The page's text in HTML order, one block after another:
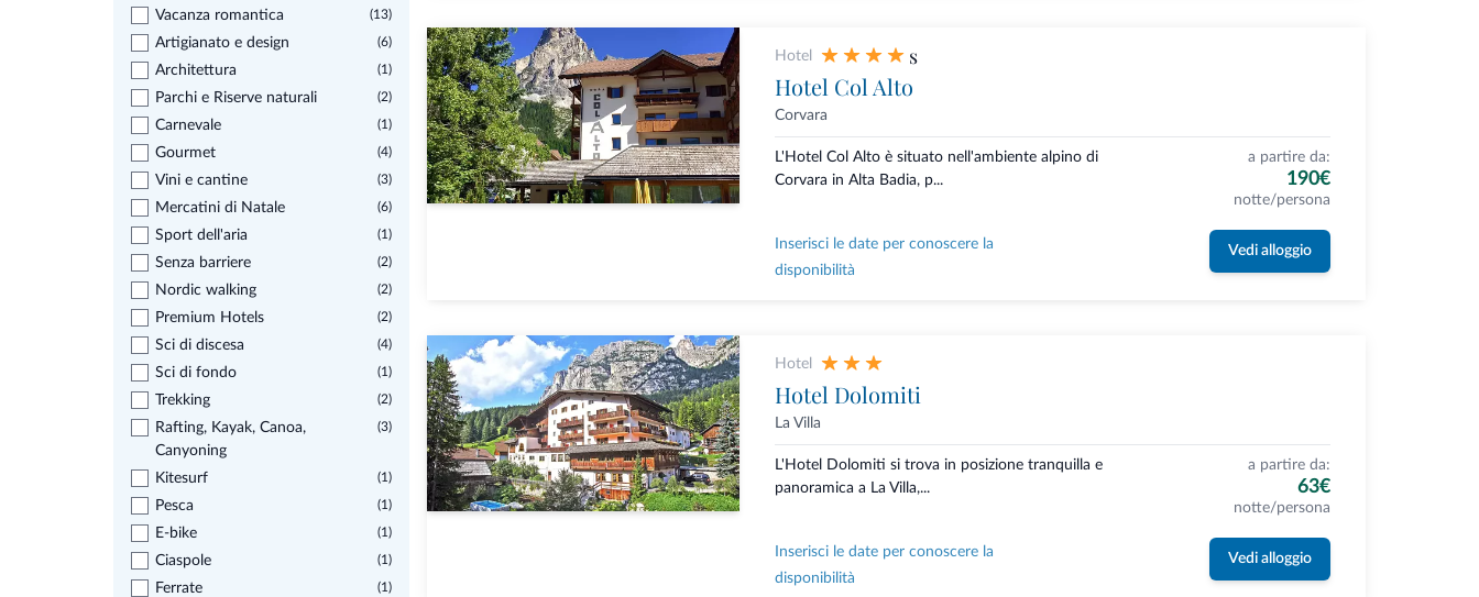
Vacanza romantica (13)
Artigianato e design (6)
Architettura (1)
Parchi e Riserve naturali (2)
Carnevale (1)
Gourmet (4)
Vini e cantine (3)
Mercatini di Natale (6)
Sport dell'aria (1)
Senza barriere (2)
Nordic walking (2)
Premium Hotels (2)
Sci di discesa (4)
Sci di fondo (1)
Trekking (2)
Rafting, Kayak, Canoa,
Canyoning
(3)
Kitesurf (1)
Pesca (1)
E-bike (1)
Ciaspole (1)
Ferrate (1)
Hotel s
Hotel Col Alto
Corvara
L'Hotel Col Alto è situato nell'ambiente alpino di
Corvara in Alta Badia, p...
a partire da:
190€
notte/persona
Inserisci le date per conoscere la
disponibilità
Vedi alloggio
Hotel
Hotel Dolomiti
La Villa
L'Hotel Dolomiti si trova in posizione tranquilla e
panoramica a La Villa,...
a partire da:
63€
notte/persona
Inserisci le date per conoscere la
disponibilità
Vedi alloggio